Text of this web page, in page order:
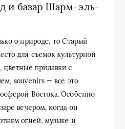
и базар Шарм-эль-
о природе, то Старый
для съемок культурной
цветные прилавки с
souvenirs — все это
Востока. Особенно
вечером, когда он
огней, музыке и